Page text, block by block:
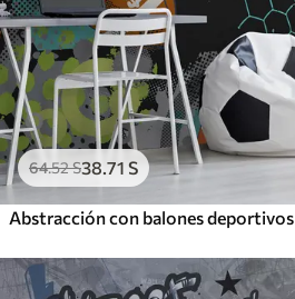
64.52S38 .71 S
Abstracción con balones deportivos